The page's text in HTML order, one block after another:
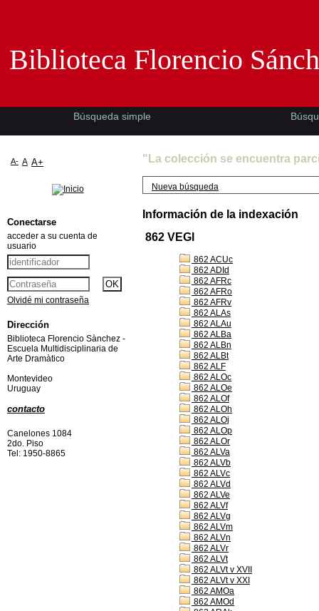
"La colección se encuentra
Nueva búsqueda
Información de la indexación
862 VEGl
862 ACUc
862 ADId
862 AFRc
862 AFRo
862 AFRv
862 ALAs
862 ALAu
862 ALBa
862 ALBn
862 ALBt
862 ALF
862 ALOc
862 ALOe
862 ALOf
862 ALOh
862 ALOj
862 ALOp
862 ALOr
862 ALVa
862 ALVb
862 ALVc
862 ALVd
862 ALVe
862 ALVf
862 ALVg
862 ALVm
862 ALVn
862 ALVr
862 ALVt
862 ALVt v XVII
862 ALVt v XXI
862 AMOa
862 AMOd
Biblioteca Florencio
Búsqueda simple
A- A A+
Conectarse
acceder a su cuenta de
usuario
Olvidé mi contraseña
Dirección
Biblioteca Florencio Sànchez -
Escuela Multidisciplinaria de
Arte Dramàtico
Montevideo
Uruguay
contacto
Canelones 1084
2do. Piso
Tel: 1950-8865